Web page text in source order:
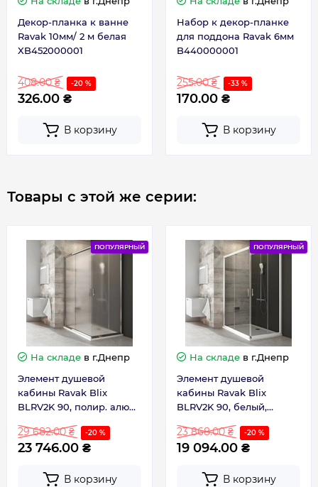
Габариты
Декор-планка к ванне
Ravak 10мм/ 2 м белая
XB452000001
408.00 ₴ -20 %
326.00 ₴
В корзину
Набор к декор-планке
для поддона Ravak 6мм
B440000001
255.00 ₴ -33 %
170.00 ₴
В корзину
Товары с этой же серии:
ПОПУЛЯРНЫЙ
На складе в г.Днепр
Элемент душевой
кабины Ravak Blix
BLRV2K 90, полир. алюм.,
29 682.00 ₴ -20 %
23 746.00 ₴
В корзину
ПОПУЛЯРНЫЙ
На складе в г.Днепр
Элемент душевой
кабины Ravak Blix
BLRV2K 90, белый,
23 868.00 ₴ -20 %
19 094.00 ₴
В корзину